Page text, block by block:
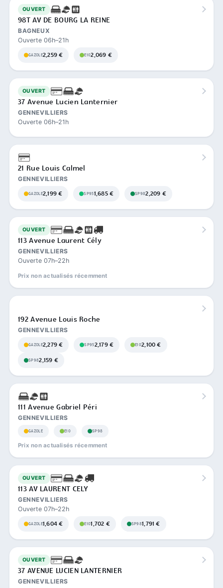
OUVERT
98T AV DE BOURG LA REINE
BAGNEUX
Ouverte 06h–21h
GAZOLE2,259 € E102,069 €
OUVERT
37 Avenue Lucien Lanternier
GENNEVILLIERS
Ouverte 06h–21h
21 Rue Louis Calmel
GENNEVILLIERS
GAZOLE2,199 € SP951,685 € SP982,209 €
OUVERT
113 Avenue Laurent Cély
GENNEVILLIERS
Ouverte 07h–22h
Prix non actualisés récemment
192 Avenue Louis Roche
GENNEVILLIERS
GAZOLE2,279 € SP952,179 € E102,100 €
SP982,159 €
111 Avenue Gabriel Péri
GENNEVILLIERS
GAZOLE E10 SP98
Prix non actualisés récemment
OUVERT
113 AV LAURENT CELY
GENNEVILLIERS
Ouverte 07h–22h
GAZOLE1,604 € E101,702 € SP981,791 €
OUVERT
37 AVENUE LUCIEN LANTERNIER
GENNEVILLIERS